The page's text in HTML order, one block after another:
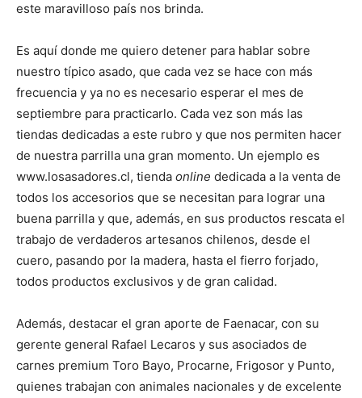
este maravilloso país nos brinda.
Es aquí donde me quiero detener para hablar sobre
nuestro típico asado, que cada vez se hace con más
frecuencia y ya no es necesario esperar el mes de
septiembre para practicarlo. Cada vez son más las
tiendas dedicadas a este rubro y que nos permiten hacer
de nuestra parrilla una gran momento. Un ejemplo es
www.losasadores.cl, tienda online dedicada a la venta de
todos los accesorios que se necesitan para lograr una
buena parrilla y que, además, en sus productos rescata el
trabajo de verdaderos artesanos chilenos, desde el
cuero, pasando por la madera, hasta el fierro forjado,
todos productos exclusivos y de gran calidad.
Además, destacar el gran aporte de Faenacar, con su
gerente general Rafael Lecaros y sus asociados de
carnes premium Toro Bayo, Procarne, Frigosor y Punto,
quienes trabajan con animales nacionales y de excelente